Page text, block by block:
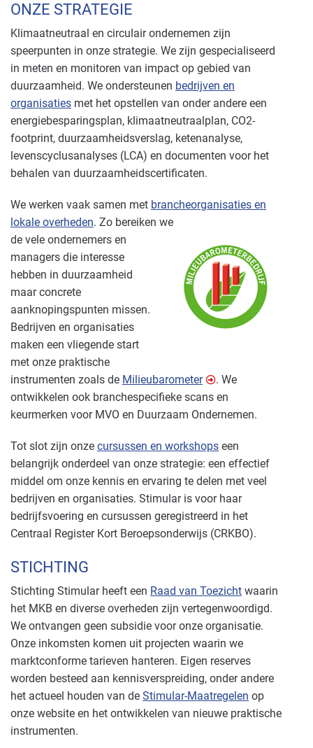
ONZE STRATEGIE
Klimaatneutraal en circulair ondernemen zijn
speerpunten in onze strategie. We zijn gespecialiseerd
in meten en monitoren van impact op gebied van
duurzaamheid. We ondersteunen bedrijven en
organisaties met het opstellen van onder andere een
energiebesparingsplan, klimaatneutraalplan, CO2-
footprint, duurzaamheidsverslag, ketenanalyse,
levenscyclusanalyses (LCA) en documenten voor het
behalen van duurzaamheidscertificaten.
We werken vaak samen met brancheorganisaties en
lokale overheden. Zo bereiken we
de vele ondernemers en
managers die interesse
hebben in duurzaamheid
maar concrete
aanknopingspunten missen.
Bedrijven en organisaties
maken een vliegende start
met onze praktische
instrumenten zoals de Milieubarometer
. We
ontwikkelen ook branchespecifieke scans en
keurmerken voor MVO en Duurzaam Ondernemen.
Tot slot zijn onze cursussen en workshops een
belangrijk onderdeel van onze strategie: een effectief
middel om onze kennis en ervaring te delen met veel
bedrijven en organisaties. Stimular is voor haar
bedrijfsvoering en cursussen geregistreerd in het
Centraal Register Kort Beroepsonderwijs (CRKBO).
STICHTING
Stichting Stimular heeft een Raad van Toezicht waarin
het MKB en diverse overheden zijn vertegenwoordigd.
We ontvangen geen subsidie voor onze organisatie.
Onze inkomsten komen uit projecten waarin we
marktconforme tarieven hanteren. Eigen reserves
worden besteed aan kennisverspreiding, onder andere
het actueel houden van de Stimular-Maatregelen op
onze website en het ontwikkelen van nieuwe praktische
instrumenten.